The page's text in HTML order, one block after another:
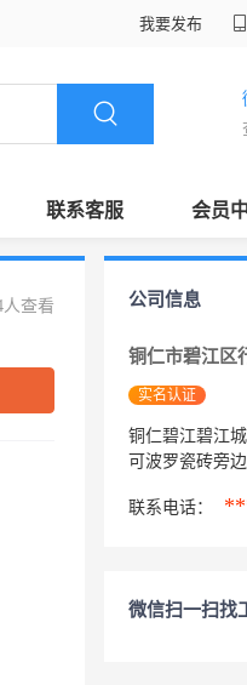
我要发布
联系客服 会员
人查看 公司信息
实名认证
铜仁碧江碧江
可波罗瓷砖旁
联系电话：
微信扫一扫找